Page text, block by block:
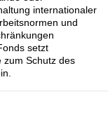
internationaler
und
setzt
zum Schutz des